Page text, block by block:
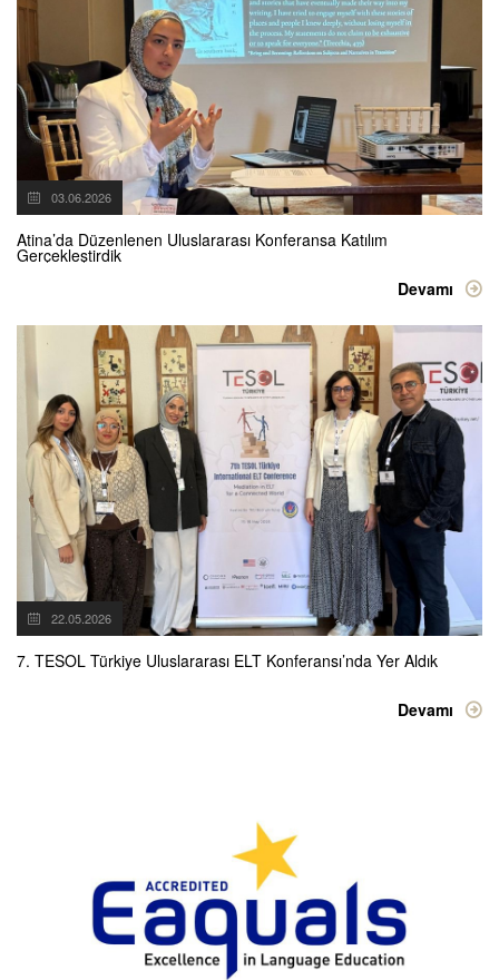
03.06.2026
Atina’da Düzenlenen Uluslararası Konferansa Katılım
Gerçekleştirdik
Devamı
22.05.2026
7. TESOL Türkiye Uluslararası ELT Konferansı’nda Yer Aldık
Devamı